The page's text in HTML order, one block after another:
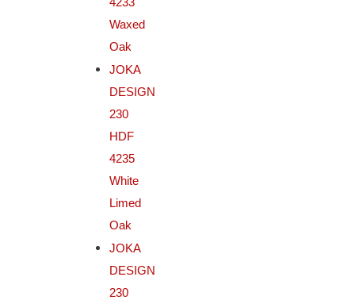
Waxed
Oak
JOKA
DESIGN
230
HDF
4235
White
Limed
Oak
JOKA
DESIGN
230